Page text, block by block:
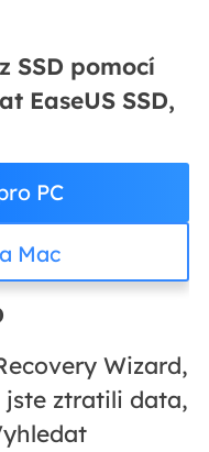
SSD pomocí
EaseUS SSD,
PC
Mac
Wizard,
jste ztratili data,